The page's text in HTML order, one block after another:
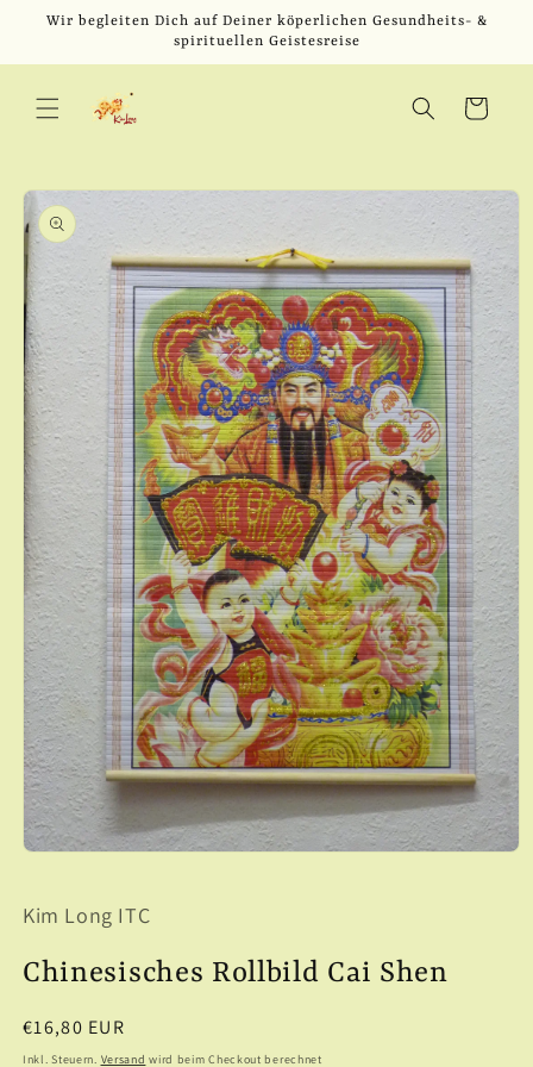
zum
Wir begleiten Dich auf Deiner köperlichen Gesundheits- &
spirituellen Geistesreise
Warenkorb
Modal
Kim Long ITC
Chinesisches Rollbild Cai Shen
Normaler
Preis
€16,80 EUR
Inkl. Steuern. Versand wird beim Checkout berechnet